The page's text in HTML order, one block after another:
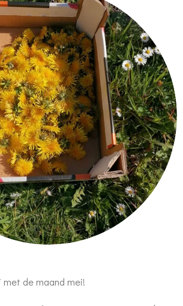
met de maand mei!